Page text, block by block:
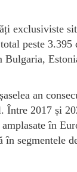
exclusiviste
peste
an
Între 2017 și
în
în segmentele